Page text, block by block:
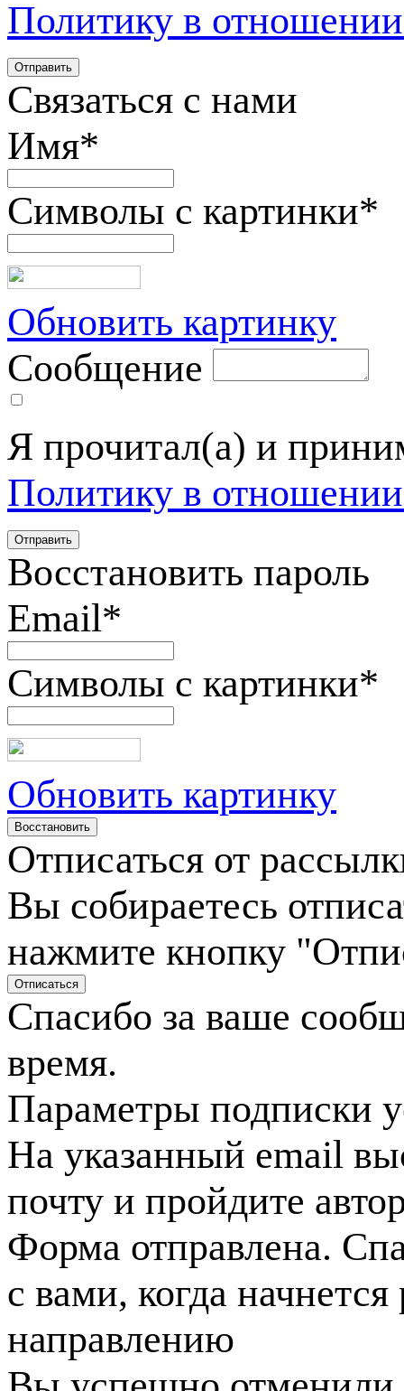
Политику в
Связаться с нами
Имя*
Символы с картинки*
Обновить картинку
Сообщение
Я прочитал(а) и
Политику в
Восстановить пароль
Email*
Символы с картинки*
Обновить картинку
Отписаться от
Вы собираетесь
нажмите кнопку
Спасибо за ваше
время.
Параметры подписки
На указанный email
почту и пройдите
Форма отправлена.
с вами, когда
направлению